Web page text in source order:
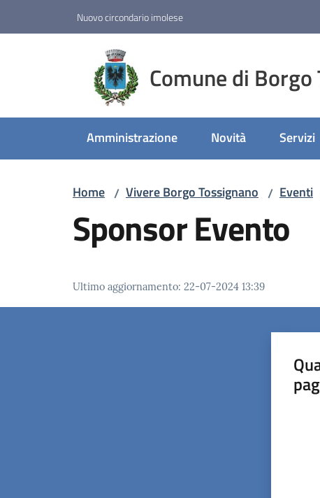
Nuovo circondario imolese
Comune di Borgo
Amministrazione Novità Servizi
Home / Vivere Borgo Tossignano / Eventi
Sponsor Evento
Ultimo aggiornamento: 22-07-2024 13:39